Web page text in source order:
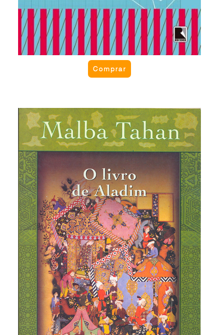
Comprar
O livro de Aladim
Neste livro, Malba Tahan reuniu algumas das
melhores histórias e lendas do mundo árabe. Nos
29 contos deste volume, estão narrativas como ”O
intérprete das corujas”, uma antiga lenda síria
sobre um rei perdulário, e ”A sombra do cavalo”,
sobre um homem assombrado por uma maldição.